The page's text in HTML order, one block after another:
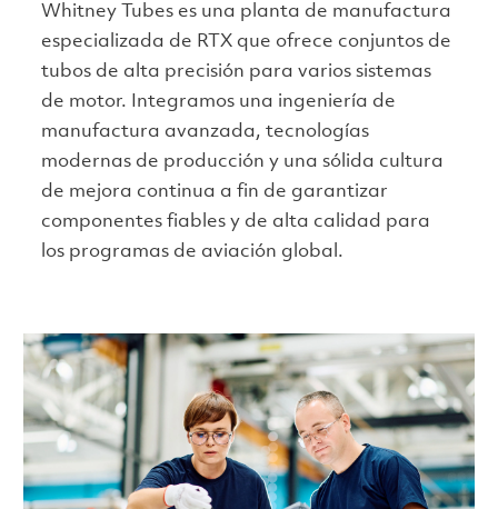
Whitney Tubes es una planta de manufactura
especializada de RTX que ofrece conjuntos de
tubos de alta precisión para varios sistemas
de motor. Integramos una ingeniería de
manufactura avanzada, tecnologías
modernas de producción y una sólida cultura
de mejora continua a fin de garantizar
componentes fiables y de alta calidad para
los programas de aviación global.